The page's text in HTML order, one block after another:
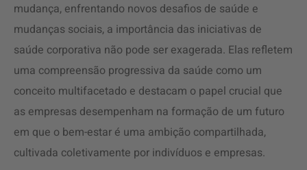
mudança, enfrentando novos desafios de saúde e
mudanças sociais, a importância das iniciativas de
saúde corporativa não pode ser exagerada. Elas refletem
uma compreensão progressiva da saúde como um
conceito multifacetado e destacam o papel crucial que
as empresas desempenham na formação de um futuro
em que o bem-estar é uma ambição compartilhada,
cultivada coletivamente por indivíduos e empresas.